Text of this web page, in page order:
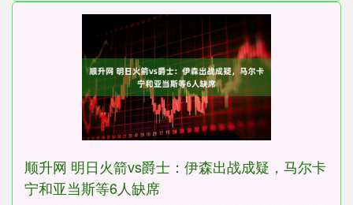
顺升网 明日火箭vs爵士：伊森出战成疑，马尔卡
宁和亚当斯等6人缺席